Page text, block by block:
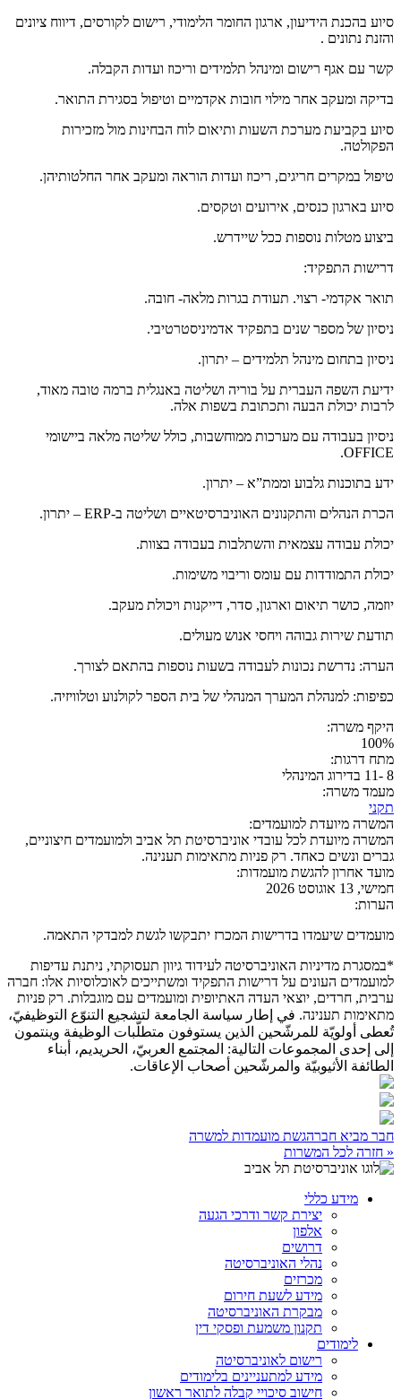
סיוע בהכנת הידיעון, ארגון החומר הלימודי, רישום לקורסים, דיווח ציונים
והזנת נתונים .
קשר עם אגף רישום ומינהל תלמידים וריכוז ועדות הקבלה.
בדיקה ומעקב אחר מילוי חובות אקדמיים וטיפול בסגירת התואר.
סיוע בקביעת מערכת השעות ותיאום לוח הבחינות מול מזכירות
הפקולטה.
טיפול במקרים חריגים, ריכוז ועדות הוראה ומעקב אחר החלטותיהן.
סיוע בארגון כנסים, אירועים וטקסים.
ביצוע מטלות נוספות ככל שיידרש.
דרישות התפקיד:
תואר אקדמי- רצוי. תעודת בגרות מלאה- חובה.
ניסיון של מספר שנים בתפקיד אדמיניסטרטיבי.
ניסיון בתחום מינהל תלמידים – יתרון.
ידיעת השפה העברית על בוריה ושליטה באנגלית ברמה טובה מאוד,
לרבות יכולת הבעה ותכתובת בשפות אלה.
ניסיון בעבודה עם מערכות ממוחשבות, כולל שליטה מלאה ביישומי
OFFICE.
ידע בתוכנות גלבוע וממת”א – יתרון.
הכרת הנהלים והתקנונים האוניברסיטאיים ושליטה ב-ERP – יתרון.
יכולת עבודה עצמאית והשתלבות בעבודה בצוות.
יכולת התמודדות עם עומס וריבוי משימות.
יוזמה, כושר תיאום וארגון, סדר, דייקנות ויכולת מעקב.
תודעת שירות גבוהה ויחסי אנוש מעולים.
הערה: נדרשת נכונות לעבודה בשעות נוספות בהתאם לצורך.
כפיפות: למנהלת המערך המנהלי של בית הספר לקולנוע וטלוויזיה.
היקף משרה:
100%
מתח דרגות:
8 -11 בדירוג המינהלי
מעמד משרה:
תקני
המשרה מיועדת למועמדים:
המשרה מיועדת לכל עובדי אוניברסיטת תל אביב ולמועמדים חיצוניים,
גברים ונשים כאחד. רק פניות מתאימות תענינה.
מועד אחרון להגשת מועמדות:
חמישי, 13 אוגוסט 2026
הערות:
מועמדים שיעמדו בדרישות המכרז יתבקשו לגשת למבדקי התאמה.
*במסגרת מדיניות האוניברסיטה לעידוד גיוון תעסוקתי, ניתנת עדיפות
למועמדים העונים על דרישות התפקיד ומשתייכים לאוכלוסיות אלו: חברה
ערבית, חרדים, יוצאי העדה האתיופית ומועמדים עם מוגבלות. רק פניות
מתאימות תענינה. في إطار سياسة الجامعة لتشجيع التنوّع التوظيفيّ،
تُعطى أولويّة للمرشّحين الذين يستوفون متطلّبات الوظيفة وينتمون
إلى إحدى المجموعات التالية: المجتمع العربيّ، الحريديم، أبناء
الطائفة الأثيوبيّة والمرشّحين أصحاب الإعاقات.
חבר מביא חברהגשת מועמדות למשרה
« חזרה לכל המשרות
מידע כללי
יצירת קשר ודרכי הגעה
אלפון
דרושים
נהלי האוניברסיטה
מכרזים
מידע לשעת חירום
מבקרת האוניברסיטה
תקנון משמעת ופסקי דין
לימודים
רישום לאוניברסיטה
מידע למתעניינים בלימודים
חישוב סיכויי קבלה לתואר ראשון